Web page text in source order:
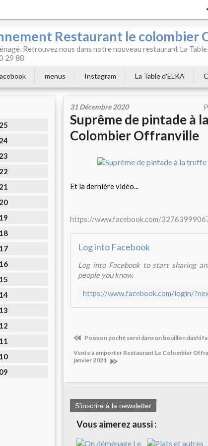
Restaurant le colombier
Retrouvez nous dans notre nouveau restaurant La
29 88
menus Instagram La Table d'ELKA
31 Décembre 2020
Suprême de pintade à
Colombier Offranville
Et la dernière vidéo...
https://www.facebook.com/
Log into Facebook
Log into Facebook to start sharing
people you know.
Poisson poché servi dans un bouillon dashi
Vente à emporter Restaurant Le Colombier
janvier 2021
S'inscrire à la newsletter
Vous aimerez aussi :